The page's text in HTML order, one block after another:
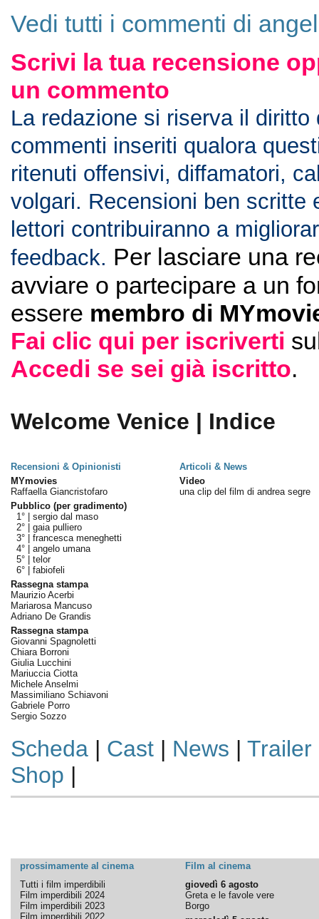
Vedi tutti i commenti di
Scrivi la tua recensione
un commento
La redazione si riserva il diritto
commenti inseriti qualora
ritenuti offensivi, diffamatori,
volgari. Recensioni ben scritte
lettori contribuiranno a
feedback. Per lasciare una
avviare o partecipare a un
essere membro di
Fai clic qui per iscriverti
Accedi se sei già iscritto.
Welcome Venice | Indice
Recensioni & Opinionisti
Articoli & News
MYmovies
Raffaella Giancristofaro
Pubblico (per gradimento)
1° | sergio dal maso
2° | gaia pulliero
3° | francesca meneghetti
4° | angelo umana
5° | telor
6° | fabiofeli
Rassegna stampa
Maurizio Acerbi
Mariarosa Mancuso
Adriano De Grandis
Rassegna stampa
Giovanni Spagnoletti
Chiara Borroni
Giulia Lucchini
Mariuccia Ciotta
Michele Anselmi
Massimiliano Schiavoni
Gabriele Porro
Sergio Sozzo
Video
una clip del film di andrea segre
Scheda| Cast| News | Trailer
Shop |
prossimamente al cinema
Film al cinema
Tutti i film imperdibili
Film imperdibili 2024
Film imperdibili 2023
Film imperdibili 2022
giovedì 6 agosto
Greta e le favole vere
Borgo